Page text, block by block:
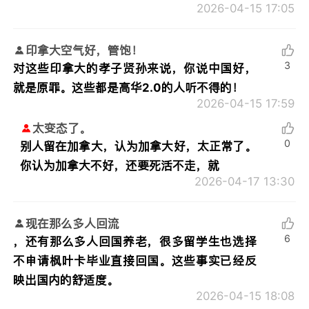
2026-04-15 17:05
印拿大空气好，管饱！
对这些印拿大的孝子贤孙来说，你说中国好，
就是原罪。这些都是高华2.0的人听不得的！
2026-04-15 17:59
3
太变态了。
别人留在加拿大，认为加拿大好，太正常了。
你认为加拿大不好，还要死活不走，就
2026-04-17 13:30
0
现在那么多人回流
，还有那么多人回国养老，很多留学生也选择
不申请枫叶卡毕业直接回国。这些事实已经反
映出国内的舒适度。
2026-04-15 18:08
6